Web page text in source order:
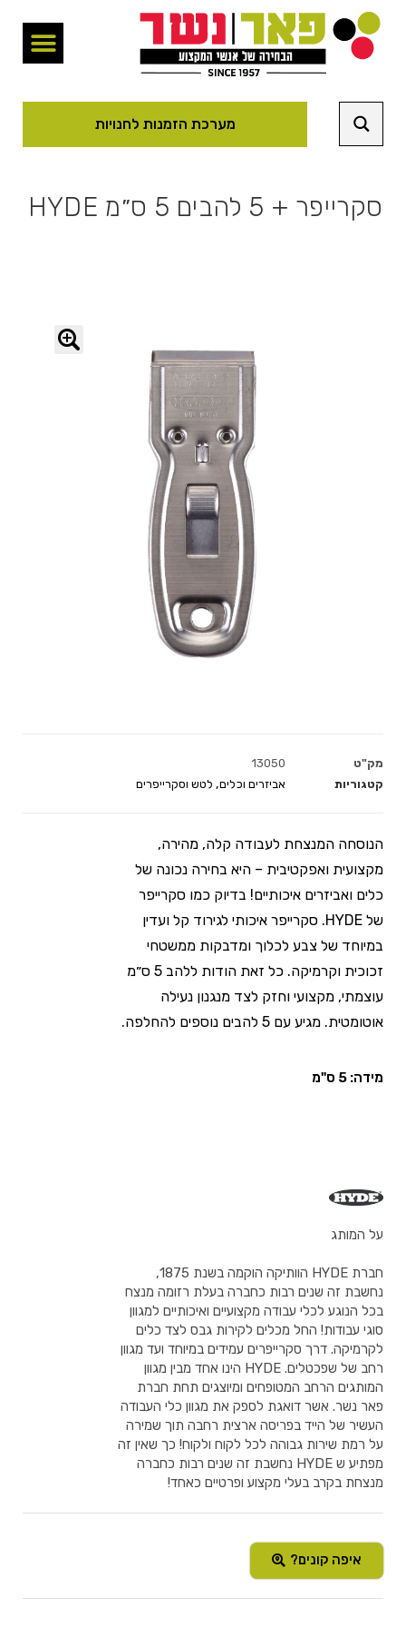
מערכת הזמנות לחנויות
סקרייפר + 5 להבים 5 ס״מ HYDE
מק"ט
13050
קטגוריות
אביזרים וכלים, לטש וסקרייפרים
הנוסחה המנצחת לעבודה קלה, מהירה,
מקצועית ואפקטיבית – היא בחירה נכונה של
כלים ואביזרים איכותיים! בדיוק כמו סקרייפר
של HYDE. סקרייפר איכותי לגירוד קל ועדין
במיוחד של צבע לכלוך ומדבקות ממשטחי
זכוכית וקרמיקה. כל זאת הודות ללהב 5 ס״מ
עוצמתי, מקצועי וחזק לצד מנגנון נעילה
אוטומטית. מגיע עם 5 להבים נוספים להחלפה.
מידה: 5 ס"מ
על המותג
חברת HYDE הוותיקה הוקמה בשנת 1875,
נחשבת זה שנים רבות כחברה בעלת רזומה מנצח
בכל הנוגע לכלי עבודה מקצועיים ואיכותיים למגוון
סוגי עבודות! החל מכלים לקירות גבס לצד כלים
לקרמיקה. דרך סקרייפרים עמידים במיוחד ועד מגוון
רחב של שפכטלים. HYDE הינו אחד מבין מגוון
המותגים הרחב המטופחים ומיוצגים תחת חברת
פאר נשר. אשר דואגת לספק את מגוון כלי העבודה
העשיר של הייד בפריסה ארצית רחבה תוך שמירה
על רמת שירות גבוהה לכל לקוח ולקוח! כך שאין זה
מפתיע ש HYDE נחשבת זה שנים רבות כחברה
מנצחת בקרב בעלי מקצוע ופרטיים כאחד!
איפה קונים?